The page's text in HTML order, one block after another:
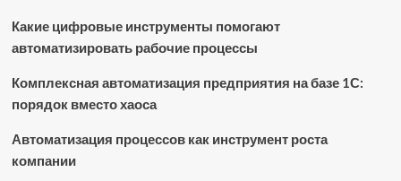
Какие цифровые инструменты помогают
автоматизировать рабочие процессы
Комплексная автоматизация предприятия на базе 1С:
порядок вместо хаоса
Автоматизация процессов как инструмент роста
компании